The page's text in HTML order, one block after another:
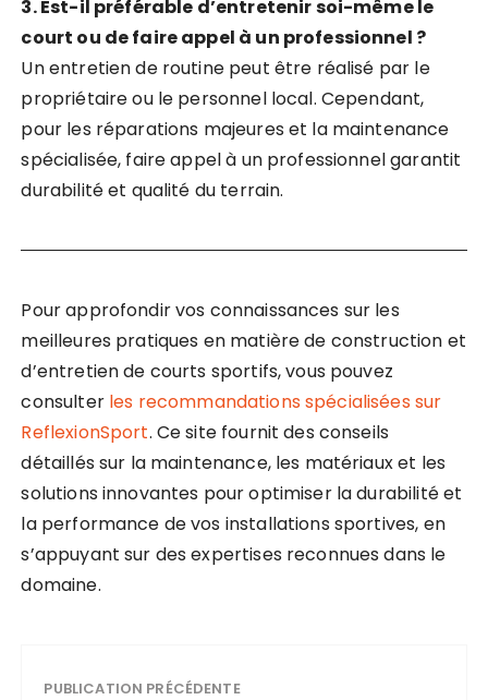
3. Est-il préférable d’entretenir soi-même le
court ou de faire appel à un professionnel ?
Un entretien de routine peut être réalisé par le
propriétaire ou le personnel local. Cependant,
pour les réparations majeures et la maintenance
spécialisée, faire appel à un professionnel garantit
durabilité et qualité du terrain.
Pour approfondir vos connaissances sur les
meilleures pratiques en matière de construction et
d’entretien de courts sportifs, vous pouvez
consulter les recommandations spécialisées sur
ReflexionSport. Ce site fournit des conseils
détaillés sur la maintenance, les matériaux et les
solutions innovantes pour optimiser la durabilité et
la performance de vos installations sportives, en
s’appuyant sur des expertises reconnues dans le
domaine.
PUBLICATION PRÉCÉDENTE